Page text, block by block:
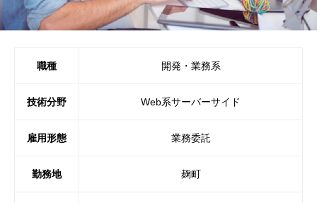
職種 開発・業務系
技術分野 Web系サーバーサイド
雇用形態 業務委託
勤務地 麹町